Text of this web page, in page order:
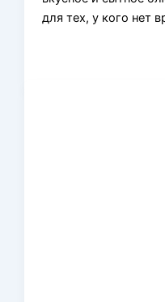
для тех, у кого нет